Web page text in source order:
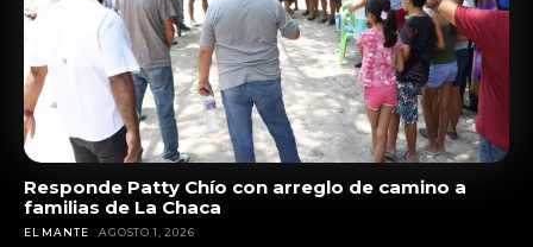
Responde Patty Chío con arreglo de camino a
familias de La Chaca
EL MANTE AGOSTO 1, 2026